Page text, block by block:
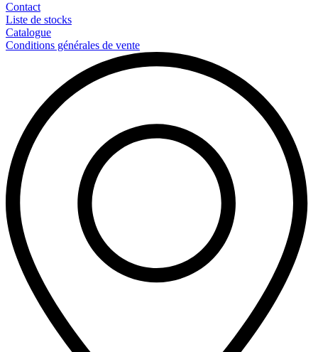
Contact
Liste de stocks
Catalogue
Conditions générales de vente